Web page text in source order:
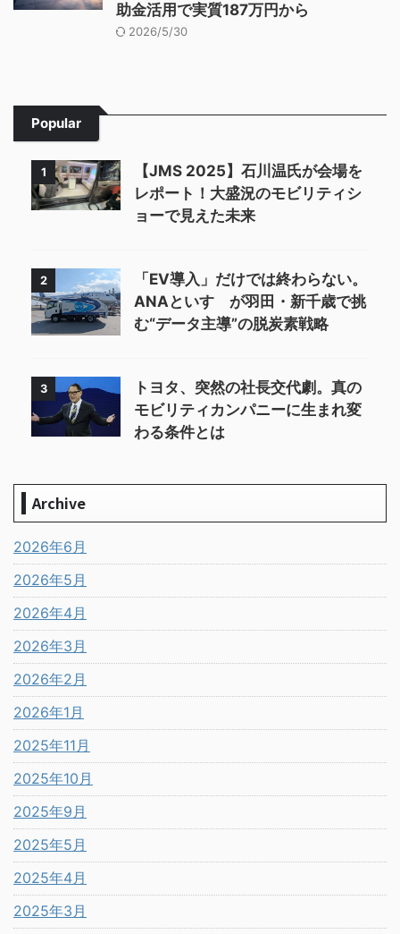
助金活用で実質187万円から
2026/5/30
Popular
1
【JMS 2025】石川温氏が会場を
レポート！大盛況のモビリティシ
ョーで見えた未来
2
「EV導入」だけでは終わらない。
ANAといすゞが羽田・新千歳で挑
む“データ主導”の脱炭素戦略
3
トヨタ、突然の社長交代劇。真の
モビリティカンパニーに生まれ変
わる条件とは
Archive
2026年6月
2026年5月
2026年4月
2026年3月
2026年2月
2026年1月
2025年11月
2025年10月
2025年9月
2025年5月
2025年4月
2025年3月